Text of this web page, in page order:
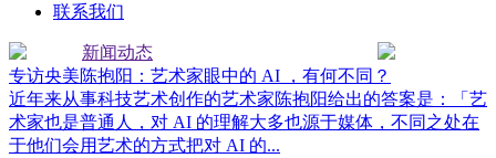
联系我们
新闻动态
专访央美陈抱阳：艺术家眼中的 AI ，有何不同？
近年来从事科技艺术创作的艺术家陈抱阳给出的答案是：「艺
术家也是普通人，对 AI 的理解大多也源于媒体，不同之处在
于他们会用艺术的方式把对 AI 的...